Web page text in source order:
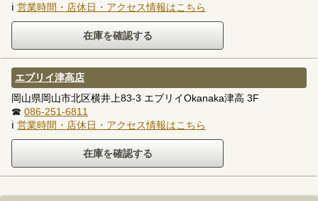
ℹ 営業時間・店休日・アクセス情報はこちら
エブリイ津高店
岡山県岡山市北区横井上83-3 エブリイOkanaka津高 3F
☎ 086-251-6811
ℹ 営業時間・店休日・アクセス情報はこちら